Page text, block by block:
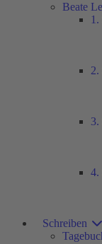
Beate
2.
3.
4.
Schreiben